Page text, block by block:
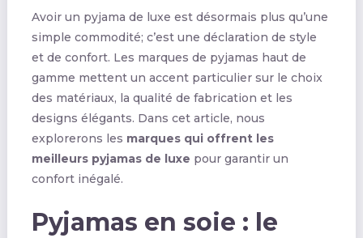
Avoir un pyjama de luxe est désormais plus qu’une
simple commodité; c’est une déclaration de style
et de confort. Les marques de pyjamas haut de
gamme mettent un accent particulier sur le choix
des matériaux, la qualité de fabrication et les
designs élégants. Dans cet article, nous
explorerons les marques qui offrent les
meilleurs pyjamas de luxe pour garantir un
confort inégalé.
Pyjamas en soie : le